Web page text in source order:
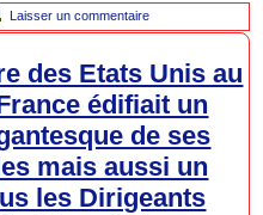
Laisser un commentaire
des Etats Unis au
édifiait un
de ses
mais aussi un
les Dirigeants